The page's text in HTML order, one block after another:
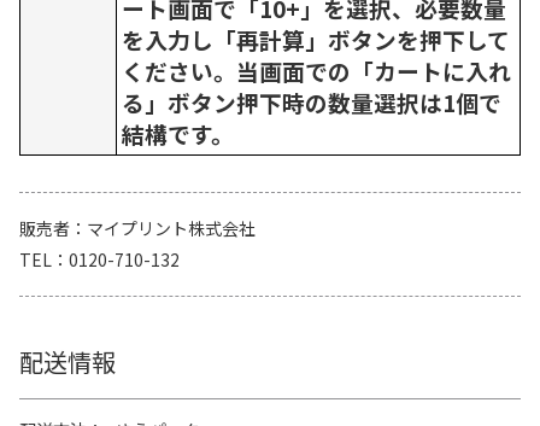
ート画面で「10+」を選択、必要数量
を入力し「再計算」ボタンを押下して
ください。当画面での「カートに入れ
る」ボタン押下時の数量選択は1個で
結構です。
販売者
マイプリント株式会社
TEL
0120-710-132
配送情報